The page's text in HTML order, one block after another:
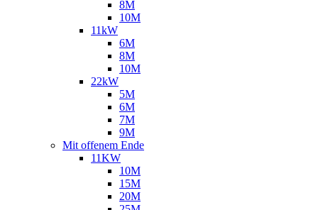
8M
10M
11kW
6M
8M
10M
22kW
5M
6M
7M
9M
Mit offenem Ende
11KW
10M
15M
20M